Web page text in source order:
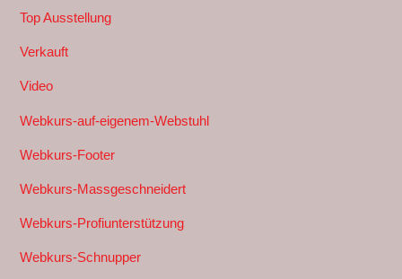
Top Ausstellung
Verkauft
Video
Webkurs-auf-eigenem-Webstuhl
Webkurs-Footer
Webkurs-Massgeschneidert
Webkurs-Profiunterstützung
Webkurs-Schnupper